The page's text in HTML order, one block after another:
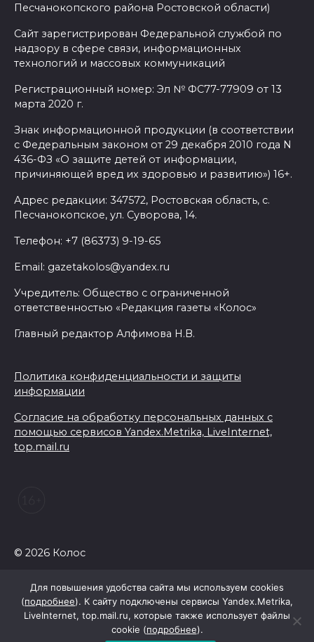
Песчанокопского района Ростовской области)
Сайт зарегистрирован Федеральной службой по
надзору в сфере связи, информационных
технологий и массовых коммуникаций
Регистрационный номер: Эл № ФС77-77909 от 13
марта 2020 г.
Знак информационной продукции (в соответствии
с Федеральным законом от 29 декабря 2010 года N
436-ФЗ «О защите детей от информации,
причиняющей вред их здоровью и развитию») 16+.
Адрес редакции: 347572, Ростовская область, с.
Песчанокопское, ул. Суворова, 14.
Телефон: +7 (86373) 9-19-65
Email: gazetakolos@yandex.ru
Учредитель: Общество с ограниченной
ответственностью «Редакция газеты «Колос»
Главный редактор Алфимова Н.В.
Политика конфиденциальности и защиты
информации
Согласие на обработку персональных данных с
помощью сервисов Yandex.Metrika, LiveInternet,
top.mail.ru
© 2026 Колос
Для повышения удобства сайта мы используем cookies
(подробнее). К сайту подключены сервисы Yandex.Metrika,
LiveInternet, top.mail.ru, которые также использует файлы
cookie (подробнее).